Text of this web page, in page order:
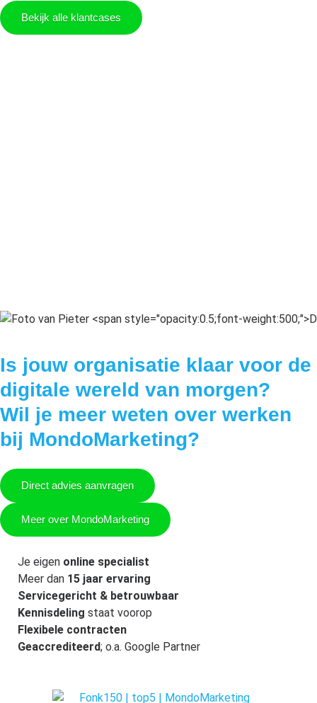
Bekijk alle klantcases
Is jouw organisatie klaar voor de
digitale wereld van morgen?
Wil je meer weten over werken
bij MondoMarketing?
Direct advies aanvragen
Meer over MondoMarketing
Je eigen online specialist
Meer dan 15 jaar ervaring
Servicegericht & betrouwbaar
Kennisdeling staat voorop
Flexibele contracten
Geaccrediteerd; o.a. Google Partner